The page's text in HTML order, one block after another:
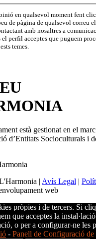
en qualsevol moment fent
de pàgina de qualsevol correu
amb nosaltres a
perfil acceptes que puguem
temes.
està gestionat en el
d’Entitats Socioculturals i
| Avís Legal |
web
pròpies i de tercers. Si
que acceptes la
o per a configurar-ne les
- Panell de Configuració